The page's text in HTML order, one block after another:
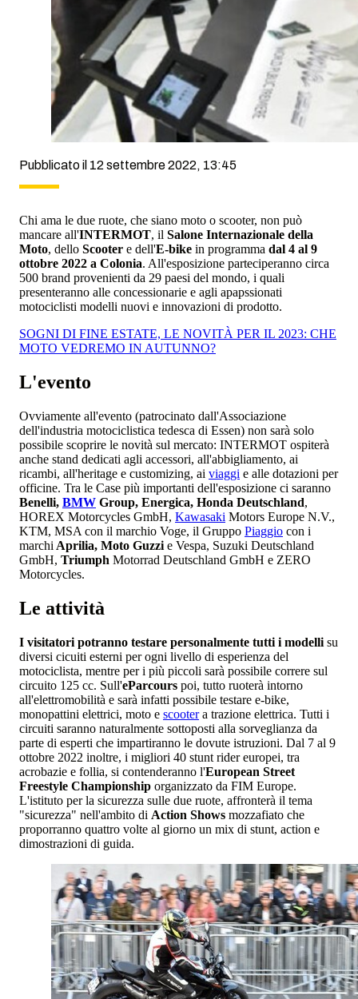
Pubblicato il 12 settembre 2022, 13:45
Chi ama le due ruote, che siano moto o scooter, non può
mancare all'INTERMOT, il Salone Internazionale della
Moto, dello Scooter e dell'E-bike in programma dal 4 al 9
ottobre 2022 a Colonia. All'esposizione parteciperanno circa
500 brand provenienti da 29 paesi del mondo, i quali
presenteranno alle concessionarie e agli apapssionati
motociclisti modelli nuovi e innovazioni di prodotto.
SOGNI DI FINE ESTATE, LE NOVITÀ PER IL 2023: CHE
MOTO VEDREMO IN AUTUNNO?
L'evento
Ovviamente all'evento (patrocinato dall'Associazione
dell'industria motociclistica tedesca di Essen) non sarà solo
possibile scoprire le novità sul mercato: INTERMOT ospiterà
anche stand dedicati agli accessori, all'abbigliamento, ai
ricambi, all'heritage e customizing, ai viaggi e alle dotazioni per
officine. Tra le Case più importanti dell'esposizione ci saranno
Benelli, BMW Group, Energica, Honda Deutschland,
HOREX Motorcycles GmbH, Kawasaki Motors Europe N.V.,
KTM, MSA con il marchio Voge, il Gruppo Piaggio con i
marchi Aprilia, Moto Guzzi e Vespa, Suzuki Deutschland
GmbH, Triumph Motorrad Deutschland GmbH e ZERO
Motorcycles.
Le attività
I visitatori potranno testare personalmente tutti i modelli su
diversi cicuiti esterni per ogni livello di esperienza del
motociclista, mentre per i più piccoli sarà possibile correre sul
circuito 125 cc. Sull'eParcours poi, tutto ruoterà intorno
all'elettromobilità e sarà infatti possibile testare e-bike,
monopattini elettrici, moto e scootera trazione elettrica. Tutti i
circuiti saranno naturalmente sottoposti alla sorveglianza da
parte di esperti che impartiranno le dovute istruzioni. Dal 7 al 9
ottobre 2022 inoltre, i migliori 40 stunt rider europei, tra
acrobazie e follia, si contenderanno l'European Street
Freestyle Championship organizzato da FIM Europe.
L'istituto per la sicurezza sulle due ruote, affronterà il tema
"sicurezza" nell'ambito di Action Shows mozzafiato che
proporranno quattro volte al giorno un mix di stunt, action e
dimostrazioni di guida.